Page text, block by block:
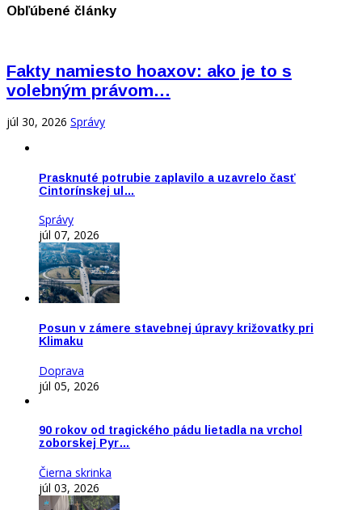
Obľúbené články
Fakty namiesto hoaxov: ako je to s
volebným právom…
júl 30, 2026 Správy
Prasknuté potrubie zaplavilo a uzavrelo časť
Cintorínskej ul…
Správy
júl 07, 2026
Posun v zámere stavebnej úpravy križovatky pri
Klimaku
Doprava
júl 05, 2026
90 rokov od tragického pádu lietadla na vrchol
zoborskej Pyr…
Čierna skrinka
júl 03, 2026